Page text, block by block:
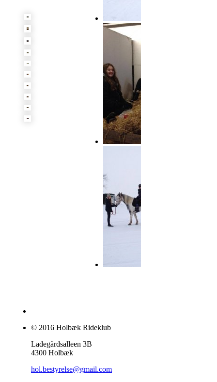
© 2016 Holbæk Rideklub
Ladegårdsalleen 3B
4300 Holbæk
hol.bestyrelse@gmail.com